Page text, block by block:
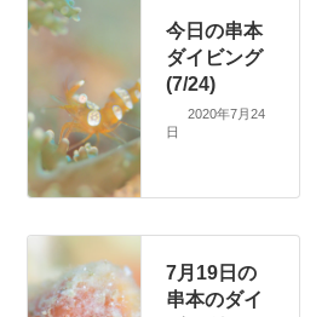
今日の串本
ダイビング
(7/24)
2020年7月24
日
7月19日の
串本のダイ